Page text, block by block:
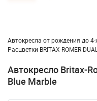
Автокресла от рождения до
Расцветки BRITAX-ROMER
Автокресло Britax-
Blue Marble